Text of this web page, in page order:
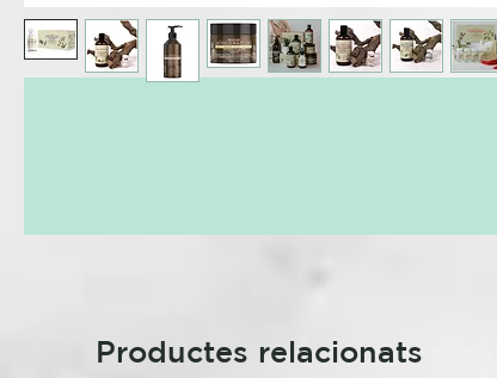
Productes relacionats